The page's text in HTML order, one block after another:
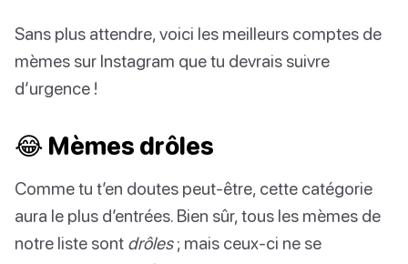
Sans plus attendre, voici les meilleurs comptes de
mèmes sur Instagram que tu devrais suivre
d’urgence !
😂 Mèmes drôles
Comme tu t’en doutes peut-être, cette catégorie
aura le plus d’entrées. Bien sûr, tous les mèmes de
notre liste sont drôles; mais ceux-ci ne se